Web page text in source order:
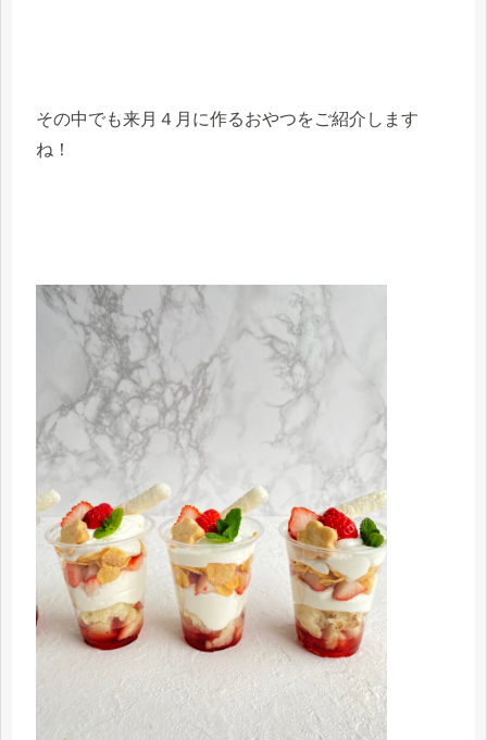
その中でも来月４月に作るおやつをご紹介します
ね！